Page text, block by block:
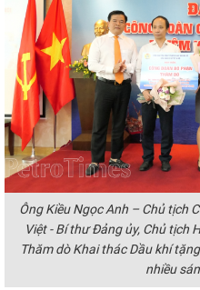
Ông Kiều Ngọc Anh – Chủ tịch
Việt - Bí thư Đảng ủy, Chủ tịch
Thăm dò Khai thác Dầu khí
nhiều